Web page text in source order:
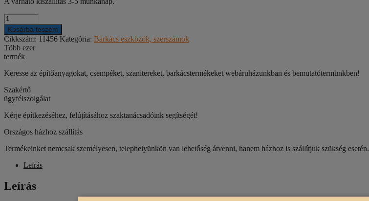
Schuller
45548
Üvegszövet
144mmx90m
mennyiség
Kosárba teszem
Cikkszám: 11456 Kategória: Barkács eszközök, szerszámok
Több ezer
termék
Keresse az építőanyagokat, csempéket, szanitereket, barkácstermékeket webáruházunkban és bemutatótermünkben!
Szakértő
ügyfélszolgálat
Kérje építkezéséhez, felújításához szaktanácsadóink segítségét!
Országos házhoz szállítás
Termékeinket nemcsak személyesen, telephelyünkön van lehetőség átvenni, hanem házhoz is szállítjuk szükség esetén.
Leírás
Leírás